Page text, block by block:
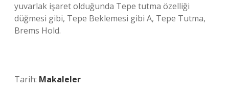
yuvarlak işaret olduğunda Tepe tutma özelliği
düğmesi gibi, Tepe Beklemesi gibi A, Tepe Tutma,
Brems Hold.
Tarih: Makaleler